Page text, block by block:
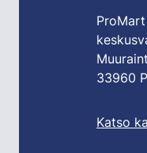
33960
Katso